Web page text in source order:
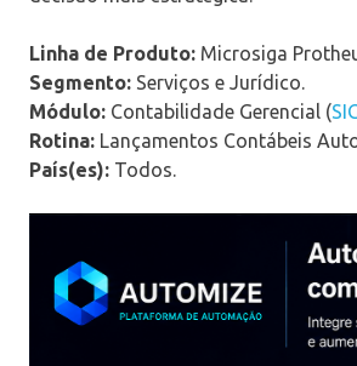
Linha de Produto: Microsiga
Segmento: Serviços e Jurídico.
Módulo: Contabilidade Gerencial (
Rotina: Lançamentos Contábeis
País(es): Todos.